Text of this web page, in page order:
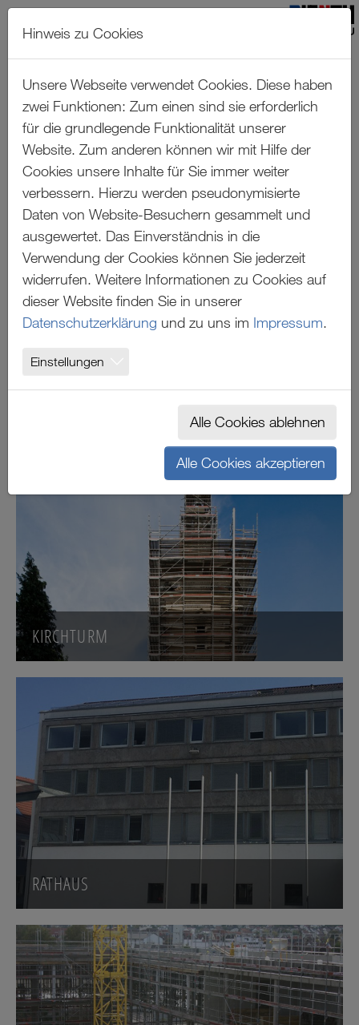
REFERENZEN
Alle Städte
VOBA WAIBLINGEN
KIRCHTURM
RATHAUS
Hinweis zu Cookies
Unsere Webseite verwendet Cookies. Diese haben
zwei Funktionen: Zum einen sind sie erforderlich
für die grundlegende Funktionalität unserer
Website. Zum anderen können wir mit Hilfe der
Cookies unsere Inhalte für Sie immer weiter
verbessern. Hierzu werden pseudonymisierte
Daten von Website-Besuchern gesammelt und
ausgewertet. Das Einverständnis in die
Verwendung der Cookies können Sie jederzeit
widerrufen. Weitere Informationen zu Cookies auf
dieser Website finden Sie in unserer
Datenschutzerklärung und zu uns im Impressum.
Einstellungen
Alle Cookies ablehnen
Alle Cookies akzeptieren